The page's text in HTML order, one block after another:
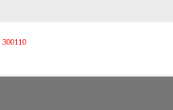
300110